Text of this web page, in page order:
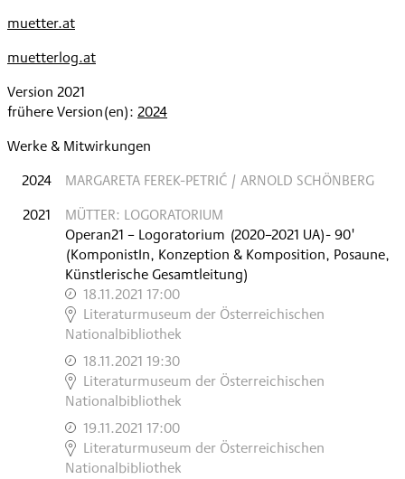
muetter.at
muetterlog.at
Version 2021
frühere Version(en): 2024
Werke & Mitwirkungen
2024
MARGARETA FEREK-PETRIĆ / ARNOLD SCHÖNBERG
2021
MÜTTER: LOGORATORIUM
Operan21 – Logoratorium (2020–2021 UA)- 90'
(KomponistIn, Konzeption & Komposition, Posaune,
Künstlerische Gesamtleitung)
18.11.2021 17:00
,
Literaturmuseum der Österreichischen
Nationalbibliothek
18.11.2021 19:30
,
Literaturmuseum der Österreichischen
Nationalbibliothek
19.11.2021 17:00
,
Literaturmuseum der Österreichischen
Nationalbibliothek